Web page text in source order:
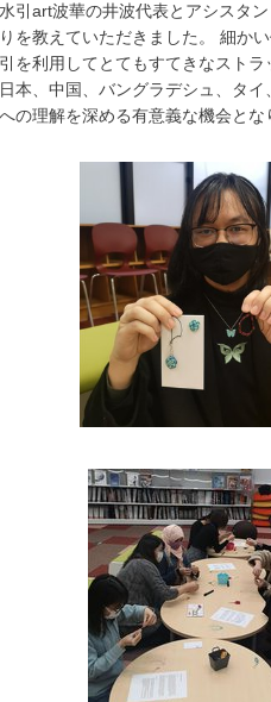
引art波華の井波代表とアシスタ
を教えていただきました。 細か
を利用してとてもすてきなストラ
本、中国、バングラデシュ、タ
の理解を深める有意義な機会とな